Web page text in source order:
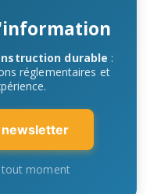
durable :
réglementaires et
newsletter
tout moment